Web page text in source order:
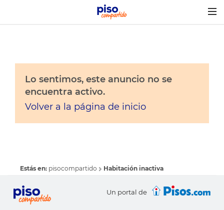
Lo sentimos, este anuncio no se
encuentra activo.
Volver a la página de inicio
Estás en: pisocompartido Habitación inactiva
Un portal de